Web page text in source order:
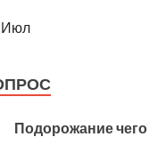
Июл
Подорожание